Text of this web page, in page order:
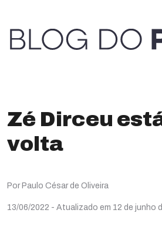
Zé Dirceu
volta
Por Paulo César de Oliveira
13/06/2022 - Atualizado em 12 de junho